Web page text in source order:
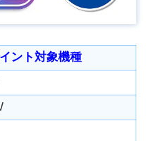
ント対象機種